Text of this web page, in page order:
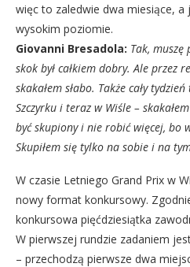
więc to zaledwie dwa miesiące, a
wysokim poziomie.
Giovanni Bresadola: Tak,
skok był całkiem dobry. Ale przez
skakałem słabo. Także cały
Szczyrku i teraz w Wiśle –
być skupiony i nie robić więcej, bo
Skupiłem się tylko na sobie i na
W czasie Letniego Grand Prix w
nowy format konkursowy.
konkursowa pięćdziesiątka
W pierwszej rundzie zadaniem
– przechodzą pierwsze dwa